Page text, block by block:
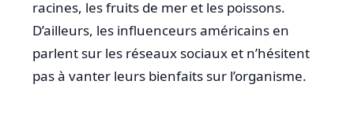
racines, les fruits de mer et les poissons.
D’ailleurs, les influenceurs américains en
parlent sur les réseaux sociaux et n’hésitent
pas à vanter leurs bienfaits sur l’organisme.